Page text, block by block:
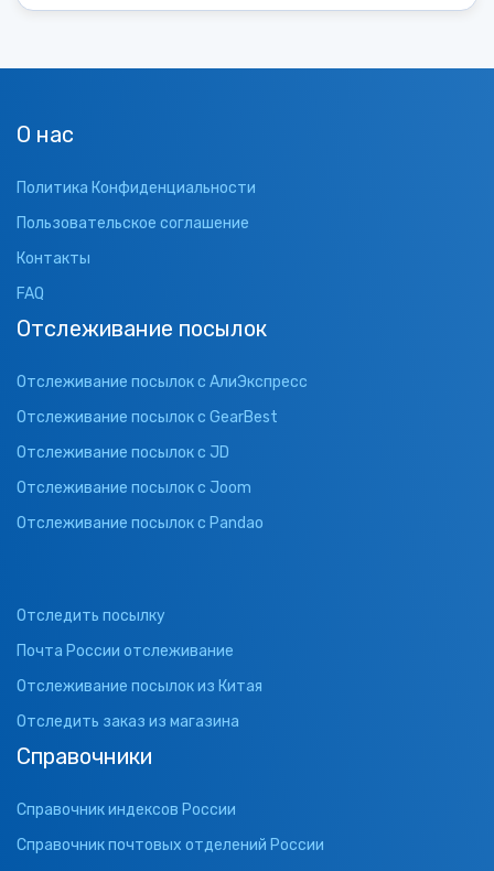
О нас
Политика Конфиденциальности
Пользовательское соглашение
Контакты
FAQ
Отслеживание посылок
Отслеживание посылок с АлиЭкспресс
Отслеживание посылок с GearBest
Отслеживание посылок с JD
Отслеживание посылок с Joom
Отслеживание посылок с Pandao
Отследить посылку
Почта России отслеживание
Отслеживание посылок из Китая
Отследить заказ из магазина
Справочники
Справочник индексов России
Справочник почтовых отделений России